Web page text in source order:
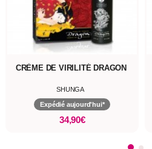
CRÈME DE VIRILITÉ DRAGON
SHUNGA
Expédié aujourd'hui*
34,90€